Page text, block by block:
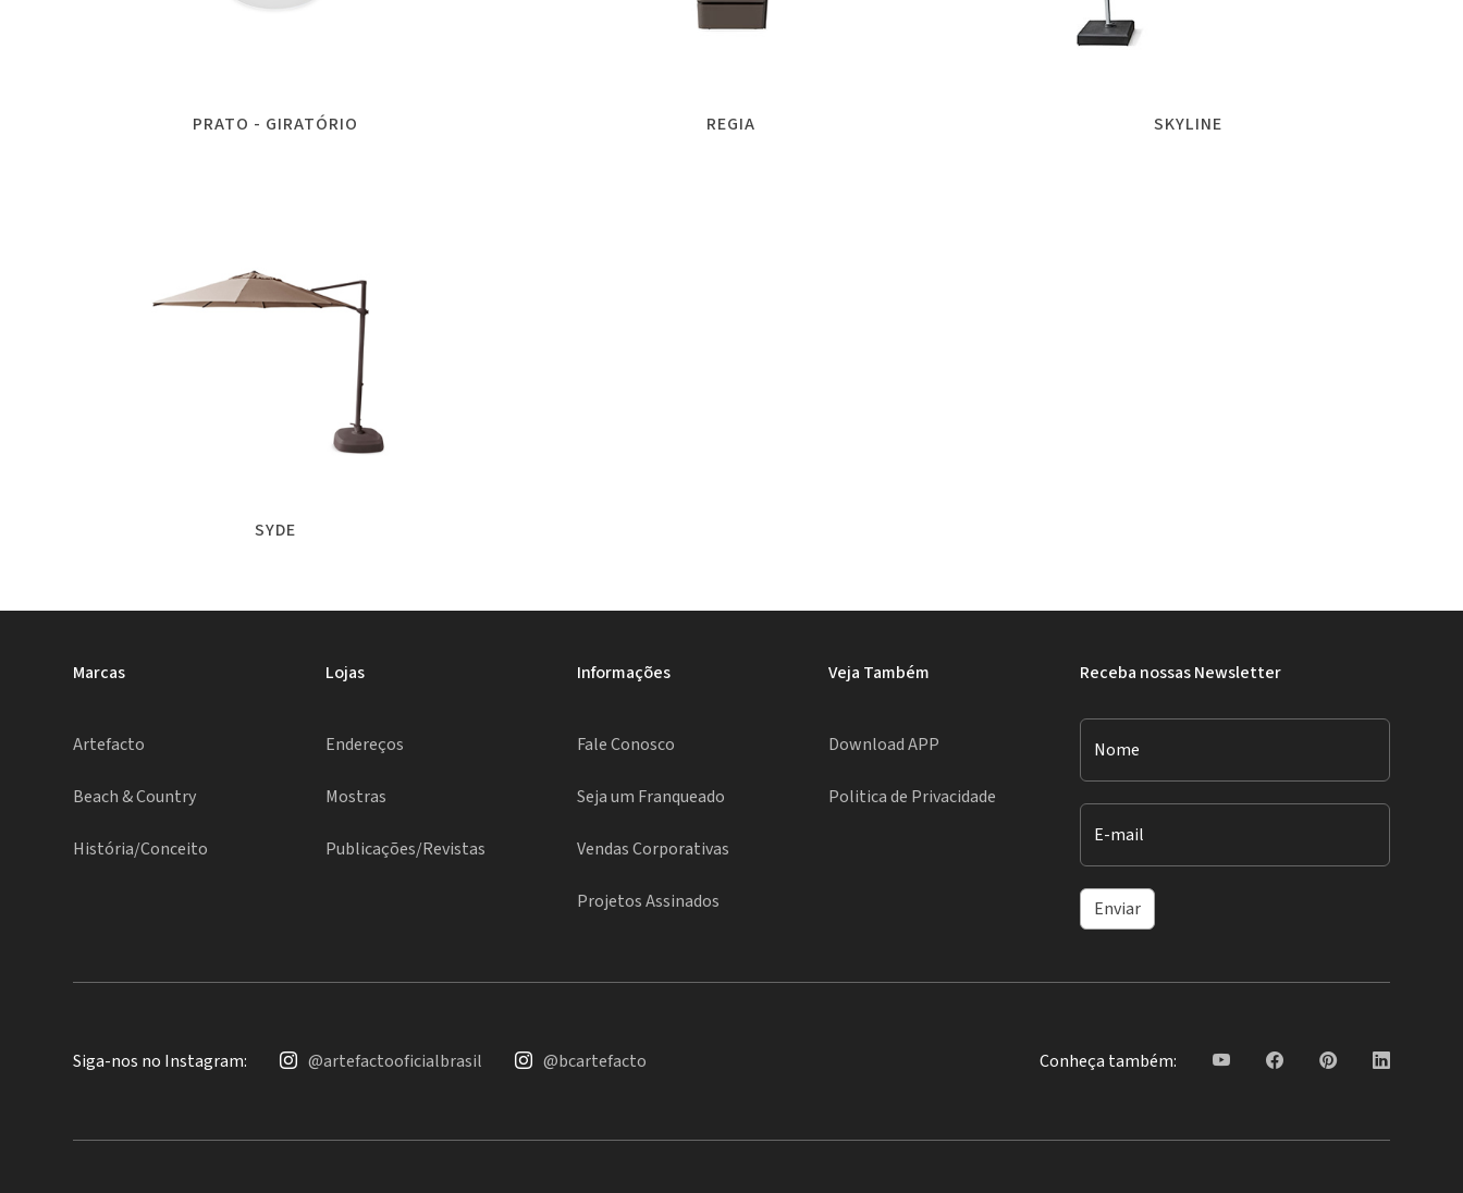
PRATO - GIRATÓRIO REGIA SKYLINE
SYDE
Marcas
Artefacto
Beach & Country
História/Conceito
Lojas
Endereços
Mostras
Publicações/Revistas
Informações
Fale Conosco
Seja um Franqueado
Vendas Corporativas
Projetos Assinados
Veja Também
Download APP
Politica de Privacidade
Receba nossas Newsletter
Nome
E-mail
Enviar
Siga-nos no Instagram: @artefactooficialbrasil @bcartefacto Conheça também: